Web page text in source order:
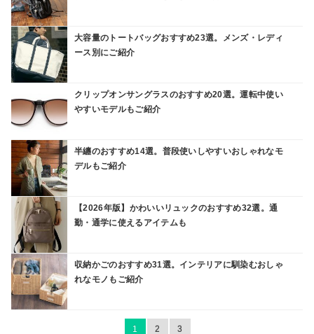
大容量のトートバッグおすすめ23選。メンズ・レディ
ース別にご紹介
クリップオンサングラスのおすすめ20選。運転中使い
やすいモデルもご紹介
半纏のおすすめ14選。普段使いしやすいおしゃれなモ
デルもご紹介
【2026年版】かわいいリュックのおすすめ32選。通
勤・通学に使えるアイテムも
収納かごのおすすめ31選。インテリアに馴染むおしゃ
れなモノもご紹介
1 2 3